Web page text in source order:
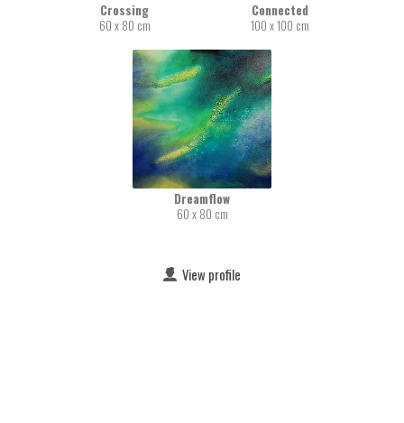
Crossing
60 x 80 cm
Connected
100 x 100 cm
Dreamflow
60 x 80 cm
View profile